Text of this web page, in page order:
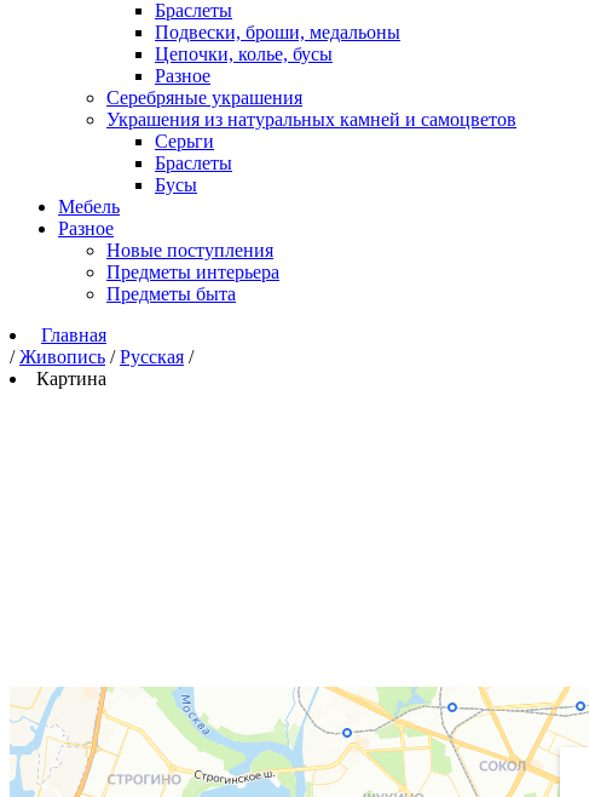
Браслеты
Подвески, броши, медальоны
Цепочки, колье, бусы
Разное
Серебряные украшения
Украшения из натуральных камней и самоцветов
Серьги
Браслеты
Бусы
Мебель
Разное
Новые поступления
Предметы интерьера
Предметы быта
Главная
/ Живопись / Русская /
Картина